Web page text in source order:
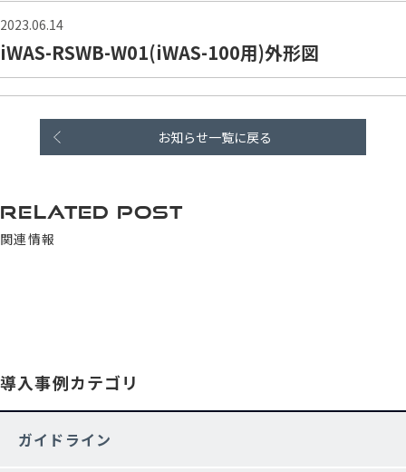
導入事例カテゴリ
ガイドライン
2023.06.14
iWAS-RSWB-W01(iWAS-100用)外形図
お知らせ一覧に戻る
RELATED POST
関連情報